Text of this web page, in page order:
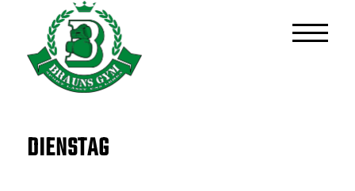
Startseite / Spalten / Dienstag
DIENSTAG